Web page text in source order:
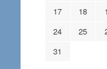
17
18
24
25
31